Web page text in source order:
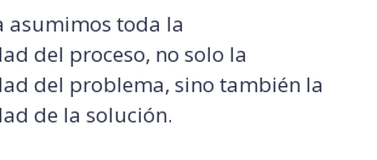
asumimos toda la
del proceso, no solo la
del problema, sino también la
de la solución.